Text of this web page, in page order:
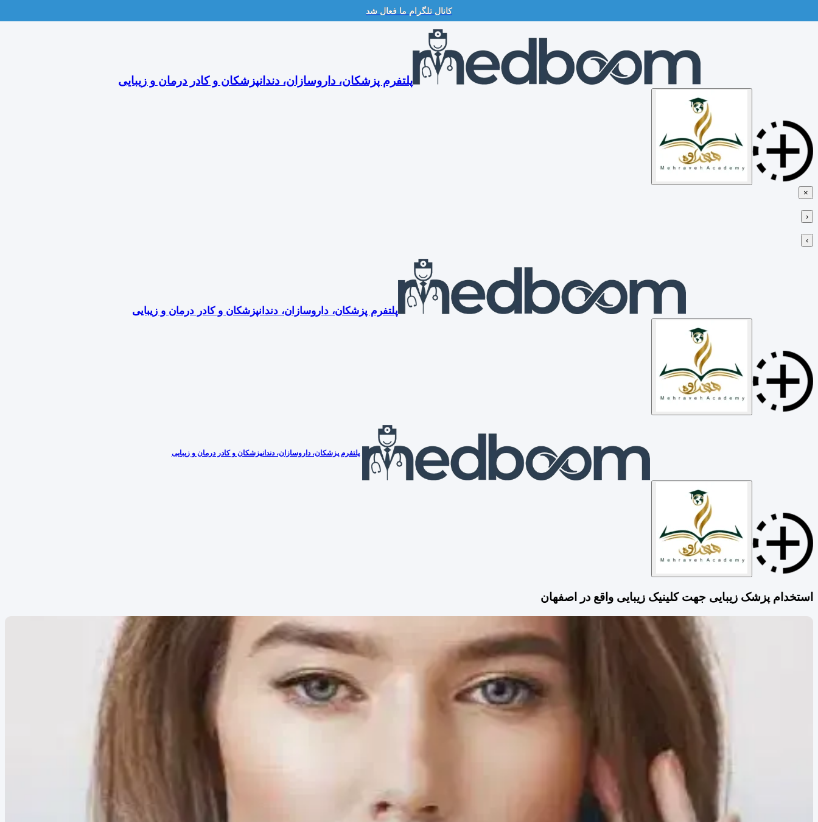
کانال تلگرام ما فعال شد
Skip
پلتفرم پزشکان، داروسازان، دندانپزشکان و کادر درمان و زیبایی
×
‹
›
پلتفرم پزشکان، داروسازان، دندانپزشکان و کادر درمان و زیبایی
پلتفرم پزشکان، داروسازان، دندانپزشکان و کادر درمان و زیبایی
استخدام پزشک زیبایی جهت کلینیک زیبایی واقع در اصفهان